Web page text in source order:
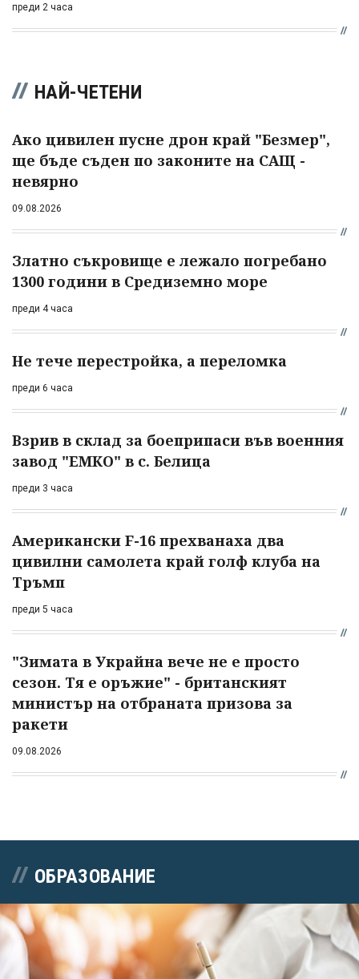
преди 2 часа
НАЙ-ЧЕТЕНИ
Ако цивилен пусне дрон край "Безмер",
ще бъде съден по законите на САЩ -
невярно
09.08.2026
Златно съкровище е лежало погребано
1300 години в Средиземно море
преди 4 часа
Не тече перестройка, а переломка
преди 6 часа
Взрив в склад за боеприпаси във военния
завод "ЕМКО" в с. Белица
преди 3 часа
Американски F-16 прехванаха два
цивилни самолета край голф клуба на
Тръмп
преди 5 часа
"Зимата в Украйна вече не е просто
сезон. Тя е оръжие" - британският
министър на отбраната призова за
ракети
09.08.2026
ОБРАЗОВАНИЕ